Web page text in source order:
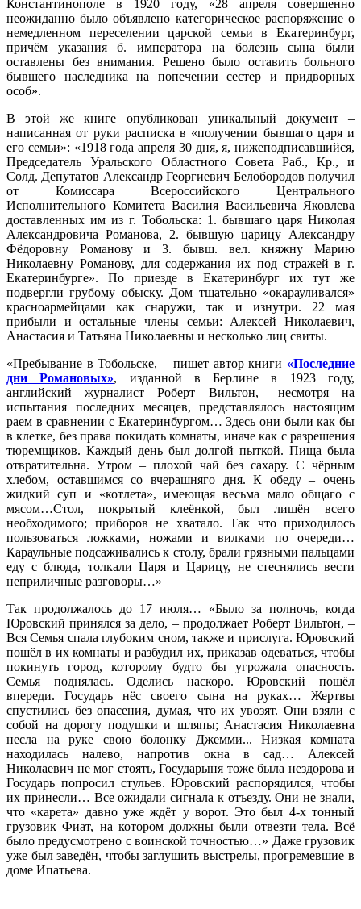
Константинополе в 1920 году, «28 апреля совершенно
неожиданно было объявлено категорическое распоряжение о
немедленном переселении царской семьи в Екатеринбург,
причём указания б. императора на болезнь сына были
оставлены без внимания. Решено было оставить больного
бывшего наследника на попечении сестер и придворных
особ».
В этой же книге опубликован уникальный документ –
написанная от руки расписка в «получении бывшаго царя и
его семьи»: «1918 года апреля 30 дня, я, нижеподписавшийся,
Председатель Уральского Областного Совета Раб., Кр., и
Солд. Депутатов Александр Георгиевич Белобородов получил
от Комиссара Всероссийского Центрального
Исполнительного Комитета Василия Васильевича Яковлева
доставленных им из г. Тобольска: 1. бывшаго царя Николая
Александровича Романова, 2. бывшую царицу Александру
Фёдоровну Романову и 3. бывш. вел. княжну Марию
Николаевну Романову, для содержания их под стражей в г.
Екатеринбурге». По приезде в Екатеринбург их тут же
подвергли грубому обыску. Дом тщательно «окарауливался»
красноармейцами как снаружи, так и изнутри. 22 мая
прибыли и остальные члены семьи: Алексей Николаевич,
Анастасия и Татьяна Николаевны и несколько лиц свиты.
«Пребывание в Тобольске, – пишет автор книги «Последние
дни Романовых», изданной в Берлине в 1923 году,
английский журналист Роберт Вильтон,– несмотря на
испытания последних месяцев, представлялось настоящим
раем в сравнении с Екатеринбургом… Здесь они были как бы
в клетке, без права покидать комнаты, иначе как с разрешения
тюремщиков. Каждый день был долгой пыткой. Пища была
отвратительна. Утром – плохой чай без сахару. С чёрным
хлебом, оставшимся со вчерашняго дня. К обеду – очень
жидкий суп и «котлета», имеющая весьма мало общаго с
мясом…Стол, покрытый клеёнкой, был лишён всего
необходимого; приборов не хватало. Так что приходилось
пользоваться ложками, ножами и вилками по очереди…
Караульные подсаживались к столу, брали грязными пальцами
еду с блюда, толкали Царя и Царицу, не стеснялись вести
неприличные разговоры…»
Так продолжалось до 17 июля… «Было за полночь, когда
Юровский принялся за дело, – продолжает Роберт Вильтон, –
Вся Семья спала глубоким сном, также и прислуга. Юровский
пошёл в их комнаты и разбудил их, приказав одеваться, чтобы
покинуть город, которому будто бы угрожала опасность.
Семья поднялась. Оделись наскоро. Юровский пошёл
впереди. Государь нёс своего сына на руках… Жертвы
спустились без опасения, думая, что их увозят. Они взяли с
собой на дорогу подушки и шляпы; Анастасия Николаевна
несла на руке свою болонку Джемми... Низкая комната
находилась налево, напротив окна в сад… Алексей
Николаевич не мог стоять, Государыня тоже была нездорова и
Государь попросил стульев. Юровский распорядился, чтобы
их принесли… Все ожидали сигнала к отъезду. Они не знали,
что «карета» давно уже ждёт у ворот. Это был 4-х тонный
грузовик Фиат, на котором должны были отвезти тела. Всё
было предусмотрено с воинской точностью…» Даже грузовик
уже был заведён, чтобы заглушить выстрелы, прогремевшие в
доме Ипатьева.